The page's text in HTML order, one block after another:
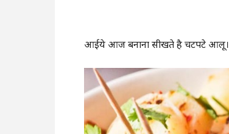
आईये आज बनाना सीखते है चटपटे आलू।